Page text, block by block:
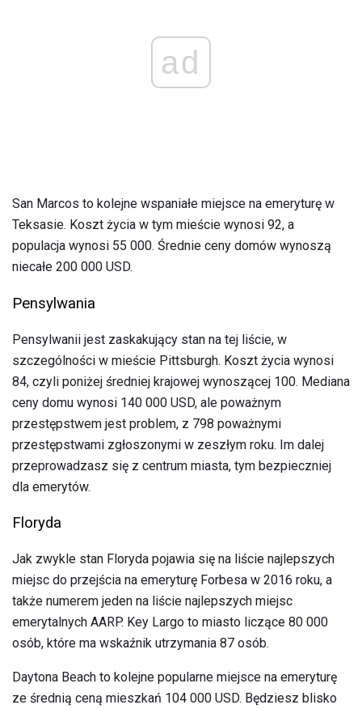
ad
San Marcos to kolejne wspaniałe miejsce na emeryturę w
Teksasie. Koszt życia w tym mieście wynosi 92, a
populacja wynosi 55 000. Średnie ceny domów wynoszą
niecałe 200 000 USD.
Pensylwania
Pensylwanii jest zaskakujący stan na tej liście, w
szczególności w mieście Pittsburgh. Koszt życia wynosi
84, czyli poniżej średniej krajowej wynoszącej 100. Mediana
ceny domu wynosi 140 000 USD, ale poważnym
przestępstwem jest problem, z 798 poważnymi
przestępstwami zgłoszonymi w zeszłym roku. Im dalej
przeprowadzasz się z centrum miasta, tym bezpieczniej
dla emerytów.
Floryda
Jak zwykle stan Floryda pojawia się na liście najlepszych
miejsc do przejścia na emeryturę Forbesa w 2016 roku, a
także numerem jeden na liście najlepszych miejsc
emerytalnych AARP. Key Largo to miasto liczące 80 000
osób, które ma wskaźnik utrzymania 87 osób.
Daytona Beach to kolejne popularne miejsce na emeryturę
ze średnią ceną mieszkań 104 000 USD. Będziesz blisko